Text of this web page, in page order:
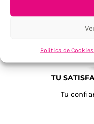
Política de Cookies
TU
Tu